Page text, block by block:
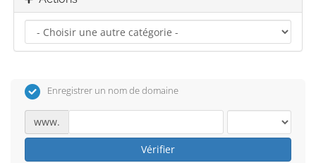
Enregistrer un nom de domaine
www.
Vérifier